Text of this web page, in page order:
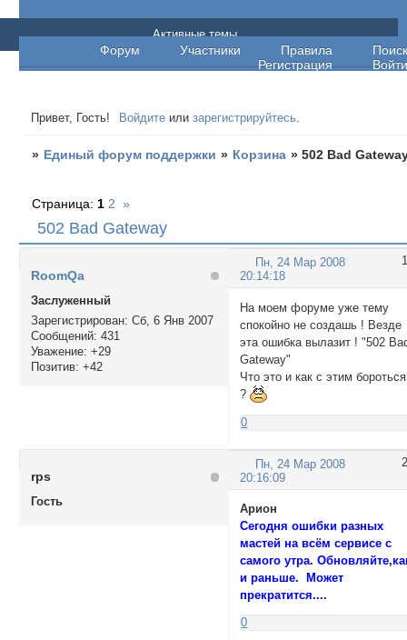
Единый форум поддержки
Форум Участники Правила
Поиск
Регистрация
Войти
Активные темы
Привет, Гость! Войдите илизарегистрируйтесь.
» Единый форум поддержки » Корзина »502 Bad
502 Bad Gateway
Страница: 1 2 »
1
Пн, 24 Мар 2008
20:14:18
RoomQa
Заслуженный
Зарегистрирован: Сб, 6 Янв 2007
Сообщений: 431
Уважение: +29
Позитив: +42
На моем форуме уже тему
спокойно не создашь ! Везде
эта ошибка вылазит ! "502
Gateway"
Что это и как с этим бороться
?
0
2
Пн, 24 Мар 2008
20:16:09
rps
Гость
Арион
Сегодня ошибки разных
мастей на всём сервисе с
самого утра.
и раньше. Может
прекратится....
0